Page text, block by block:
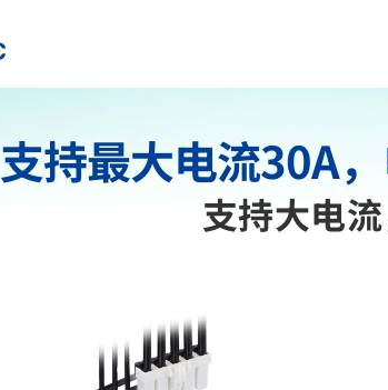
支持最大电流30A
支持大电